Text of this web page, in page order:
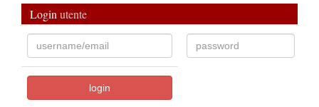
Login utente